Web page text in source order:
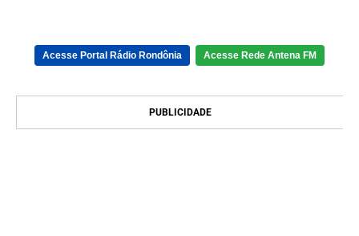
Acesse Portal Rádio Rondônia Acesse Rede Antena FM
PUBLICIDADE